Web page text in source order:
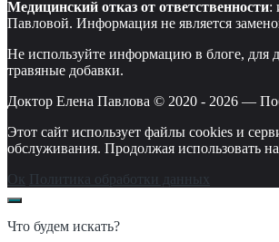
Медицинский отказ от ответственности:
Павловой. Информация не является
Не используйте информацию в блоге, для
травяные добавки.
Доктор Елена Павлова © 2020 - 2026 —
Этот сайт использует файлы cookies и
обслуживания. Продолжая использовать
Ок Политика обработки данных
Что будем искать?